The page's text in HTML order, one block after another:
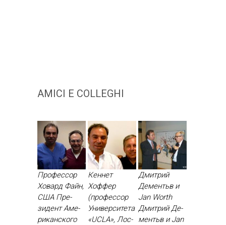
AMICI E COLLEGHI
Профессор
Ховард Файн,
США Пре­
зидент Аме­
рикан­ско­го
Кеннет
Хоффер
(профессор
Университета
«UCLA», Лос-
Дмитрий
Дементьв и
Jan Worth
Дмит­рий Де­
ментьв и Jan